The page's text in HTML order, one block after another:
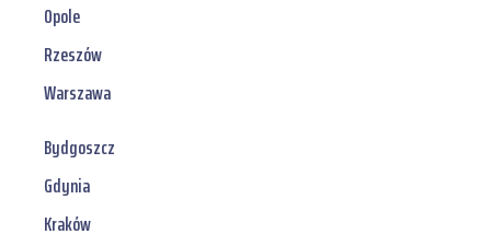
Opole
Rzeszów
Warszawa
Bydgoszcz
Gdynia
Kraków